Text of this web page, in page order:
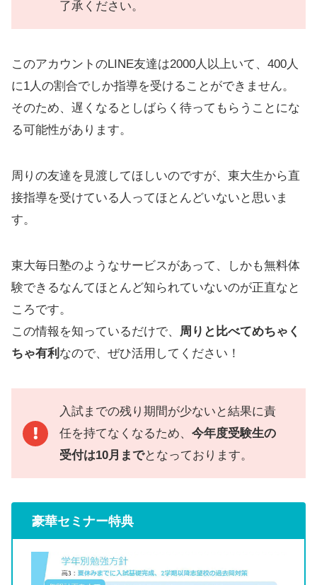
了承ください。
このアカウントのLINE友達は2000人以上いて、400人
に1人の割合でしか指導を受けることができません。
そのため、遅くなるとしばらく待ってもらうことにな
る可能性があります。
周りの友達を見渡してほしいのですが、東大生から直
接指導を受けている人ってほとんどいないと思いま
す。
東大毎日塾のようなサービスがあって、しかも無料体
験できるなんてほとんど知られていないのが正直なと
ころです。
この情報を知っているだけで、 周りと比べてめちゃく
ちゃ有利 なので、ぜひ活用してください！
入試までの残り期間が少ないと結果に責
任を持てなくなるため、 今年度受験生の
受付は10月までとなっております。
豪華セミナー特典